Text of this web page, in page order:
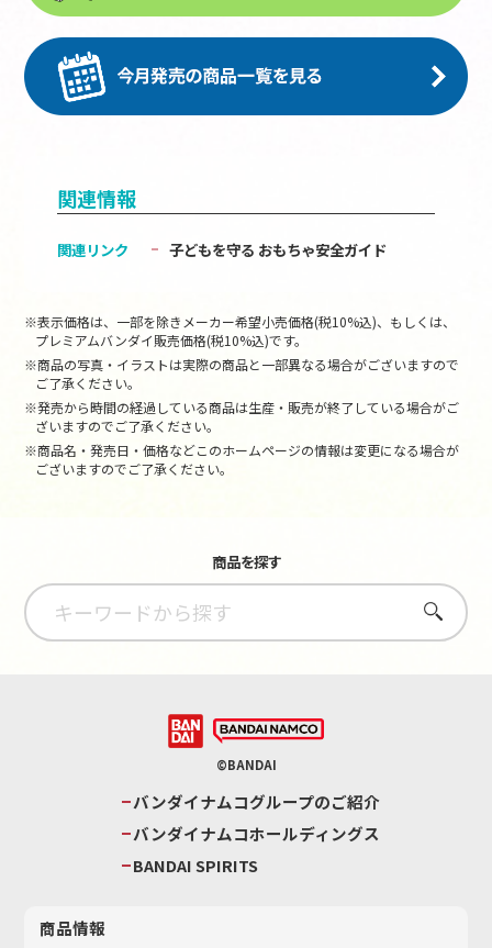
関連情報
関連リンク 子どもを守る おもちゃ安全ガイド
※表示価格は、一部を除きメーカー希望小売価格(税10%込)、もしくは、
プレミアムバンダイ販売価格(税10%込)です。
※商品の写真・イラストは実際の商品と一部異なる場合がございますので
ご了承ください。
※発売から時間の経過している商品は生産・販売が終了している場合がご
ざいますのでご了承ください。
※商品名・発売日・価格などこのホームページの情報は変更になる場合が
ございますのでご了承ください。
商品を探す
さがす
©BANDAI
バンダイナムコグループのご紹介
バンダイナムコホールディングス
BANDAI SPIRITS
商品情報